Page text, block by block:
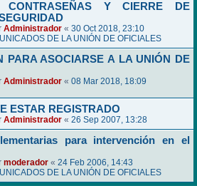
Y CIERRE DE
Administrador « 30 Oct 2018, 23:10
DE LA UNIÓN DE OFICIALES
PARA ASOCIARSE A LA UNIÓN DE
Administrador « 08 Mar 2018, 18:09
ESTAR REGISTRADO
Administrador « 26 Sep 2007, 13:28
para intervención en el
moderador « 24 Feb 2006, 14:43
DE LA UNIÓN DE OFICIALES